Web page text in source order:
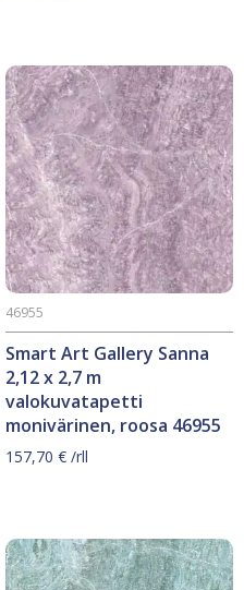
Smart Art Gallery Sanna
2,12 x 2,7 m
valokuvatapetti
monivärinen, roosa 46955
46955
157,70 € /rll